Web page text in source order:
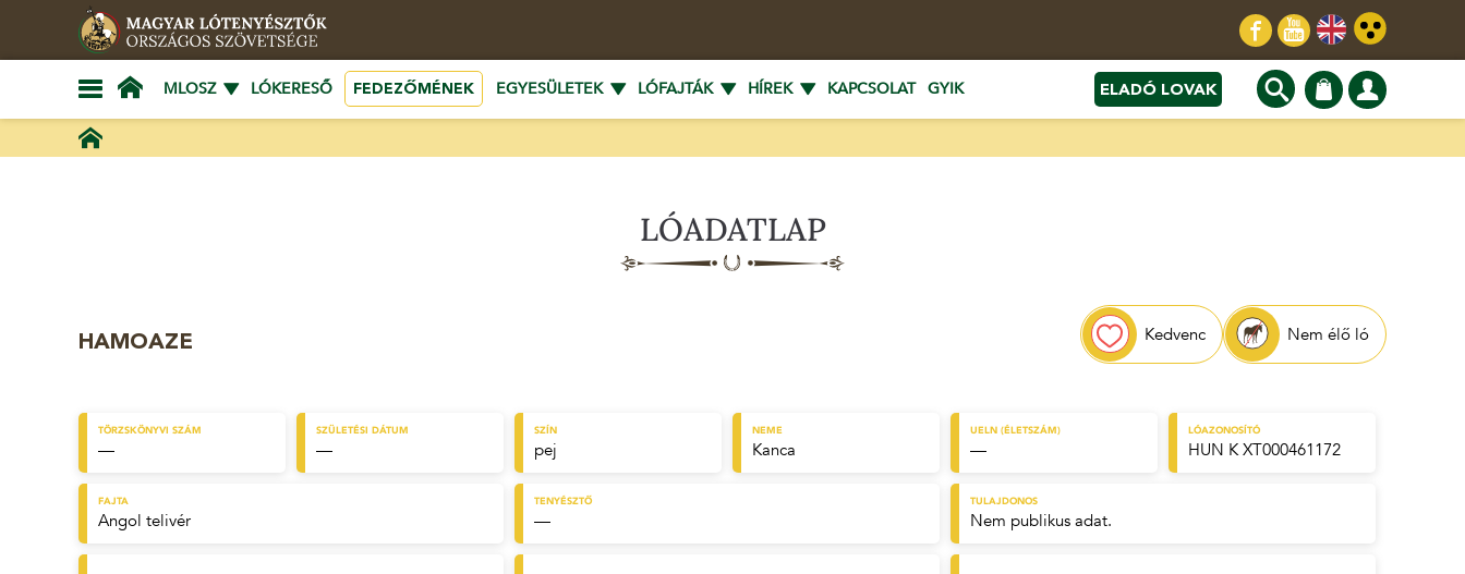
MLOSZ LÓKERESŐ FEDEZŐMÉNEK EGYESÜLETEK LÓFAJTÁK HÍREK KAPCSOLAT GYIK ELADÓ LOVAK
LÓADATLAP
HAMOAZE Kedvenc Nem élő ló
TÖRZSKÖNYVI SZÁM
—
SZÜLETÉSI DÁTUM
—
SZÍN
pej
NEME
Kanca
UELN (ÉLETSZÁM)
—
LÓAZONOSÍTÓ
HUN K XT000461172
FAJTA
Angol telivér
TENYÉSZTŐ
—
TULAJDONOS
Nem publikus adat.